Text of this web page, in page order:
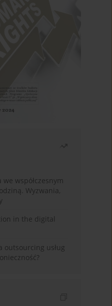
współczesnym
Wyzwania,
in the digital
outsourcing usług